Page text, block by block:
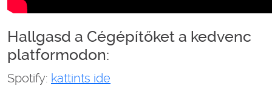
Hallgasd a Cégépítőket a kedvenc
platformodon:
Spotify: kattints ide